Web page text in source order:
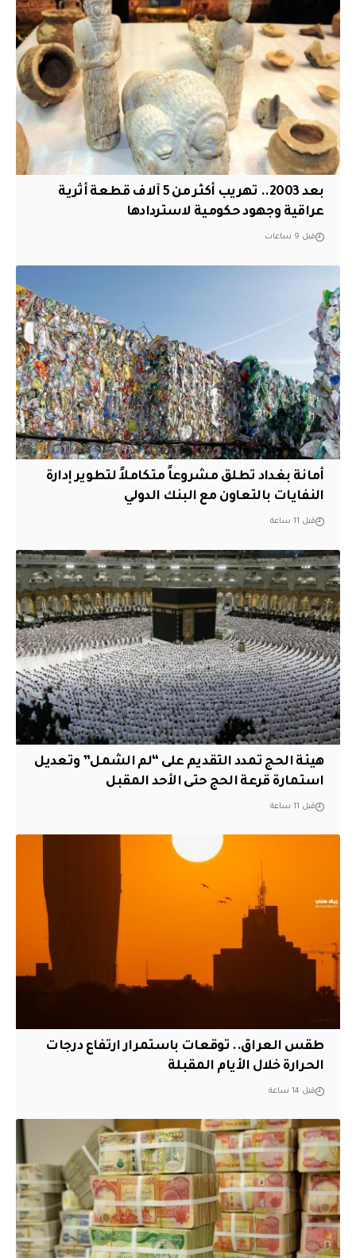
بعد 2003.. تهريب أكثر من 5 آلاف قطعة أثرية
عراقية وجهود حكومية لاستردادها
قبل 9 ساعات
أمانة بغداد تطلق مشروعاً متكاملاً لتطوير إدارة
النفايات بالتعاون مع البنك الدولي
قبل 11 ساعة
هيئة الحج تمدد التقديم على “لم الشمل” وتعديل
استمارة قرعة الحج حتى الأحد المقبل
قبل 11 ساعة
طقس العراق.. توقعات باستمرار ارتفاع درجات
الحرارة خلال الأيام المقبلة
قبل 14 ساعة